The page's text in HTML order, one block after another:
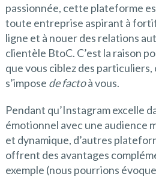
passionnée, cette plateforme
toute entreprise aspirant à
ligne et à nouer des relations
clientèle BtoC. C’est la raison
que vous ciblez des
s’impose de factoà vous.
Pendant qu’Instagram excelle
émotionnel avec une audience
et dynamique, d’autres
offrent des avantages
exemple (nous pourrions